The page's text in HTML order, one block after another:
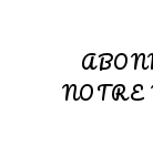
NOTRE